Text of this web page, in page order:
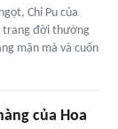
Chi Pu của
trang đời thường
mặn mà và cuốn
của Hoa